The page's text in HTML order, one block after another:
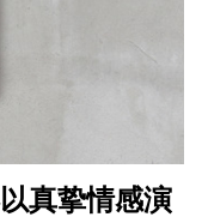
真挚情感演